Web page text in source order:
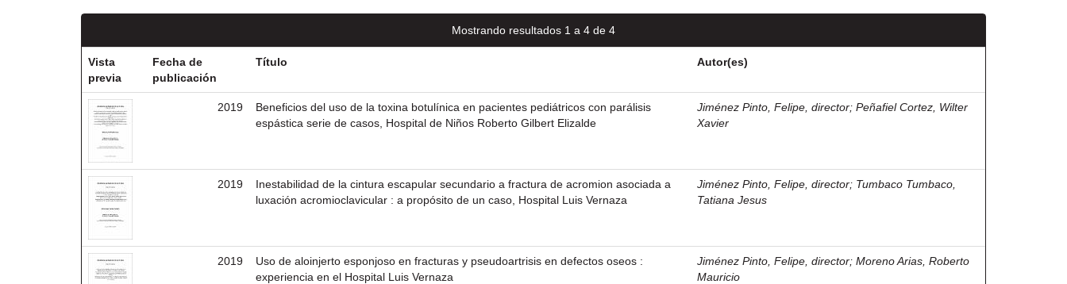
Mostrando resultados 1 a 4 de 4
Vista
previa
Fecha de
publicación
Título Autor(es)
2019
Beneficios del uso de la toxina botulínica en pacientes pediátricos con parálisis
espástica serie de casos, Hospital de Niños Roberto Gilbert Elizalde
Jiménez Pinto, Felipe, director; Peñafiel Cortez, Wilter
Xavier
2019
Inestabilidad de la cintura escapular secundario a fractura de acromion asociada a
luxación acromioclavicular : a propósito de un caso, Hospital Luis Vernaza
Jiménez Pinto, Felipe, director; Tumbaco Tumbaco,
Tatiana Jesus
2019
Uso de aloinjerto esponjoso en fracturas y pseudoartrisis en defectos oseos :
experiencia en el Hospital Luis Vernaza
Jiménez Pinto, Felipe, director; Moreno Arias, Roberto
Mauricio